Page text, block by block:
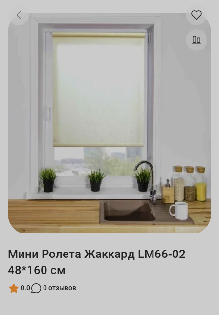
Мини Ролета Жаккард LM66-02
48*160 см
0.0 0 отзывов